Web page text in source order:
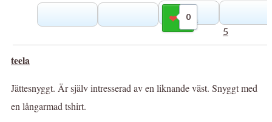
0
Gilla
5
teela
Jättesnyggt. Är själv intresserad av en liknande väst. Snyggt med
en långarmad tshirt.